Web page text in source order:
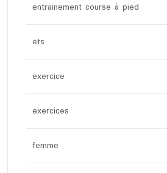
entrainement course à pied
ets
exercice
exercices
femme